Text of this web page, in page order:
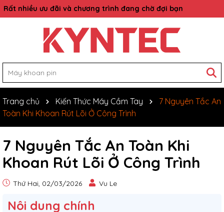
Rất nhiều ưu đãi và chương trình đang chờ đợi bạn
Trang chủ Kiến Thức Máy Cầm Tay
7 Nguyên Tắc An
Toàn Khi Khoan Rút Lõi Ở Công Trình
7 Nguyên Tắc An Toàn Khi
Khoan Rút Lõi Ở Công Trình
Thứ Hai, 02/03/2026 Vu Le
Nôi dung chính